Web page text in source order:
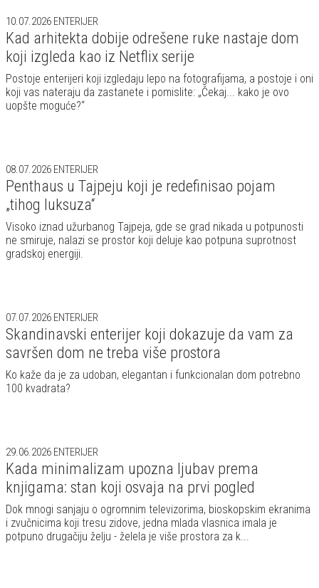
10.07.2026 ENTERIJER
Kad arhitekta dobije odrešene ruke nastaje dom
koji izgleda kao iz Netflix serije
Postoje enterijeri koji izgledaju lepo na fotografijama, a postoje i oni
koji vas nateraju da zastanete i pomislite: „Čekaj... kako je ovo
uopšte moguće?“
08.07.2026 ENTERIJER
Penthaus u Tajpeju koji je redefinisao pojam
„tihog luksuza“
Visoko iznad užurbanog Tajpeja, gde se grad nikada u potpunosti
ne smiruje, nalazi se prostor koji deluje kao potpuna suprotnost
gradskoj energiji.
07.07.2026 ENTERIJER
Skandinavski enterijer koji dokazuje da vam za
savršen dom ne treba više prostora
Ko kaže da je za udoban, elegantan i funkcionalan dom potrebno
100 kvadrata?
29.06.2026 ENTERIJER
Kada minimalizam upozna ljubav prema
knjigama: stan koji osvaja na prvi pogled
Dok mnogi sanjaju o ogromnim televizorima, bioskopskim ekranima
i zvučnicima koji tresu zidove, jedna mlada vlasnica imala je
potpuno drugačiju želju - želela je više prostora za k...